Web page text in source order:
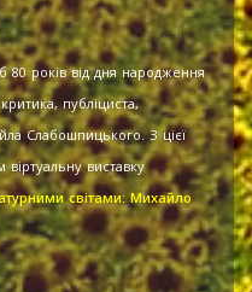
80 років від дня народження
публіциста,
Слабошпицького. З цієї
виставку
світами: Михайло